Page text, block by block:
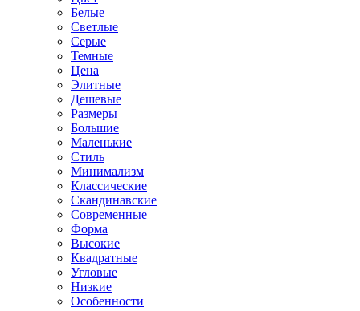
Белые
Светлые
Серые
Темные
Цена
Элитные
Дешевые
Размеры
Большие
Маленькие
Стиль
Минимализм
Классические
Скандинавские
Современные
Форма
Высокие
Квадратные
Угловые
Низкие
Особенности